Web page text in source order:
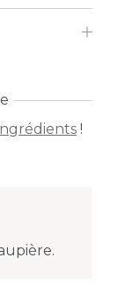
!